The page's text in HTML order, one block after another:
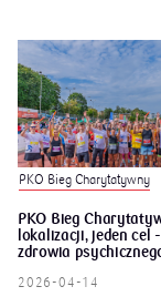
PKO Bieg Charytatywny
PKO Bieg
lokalizacji, jeden cel
zdrowia
2026-04-14